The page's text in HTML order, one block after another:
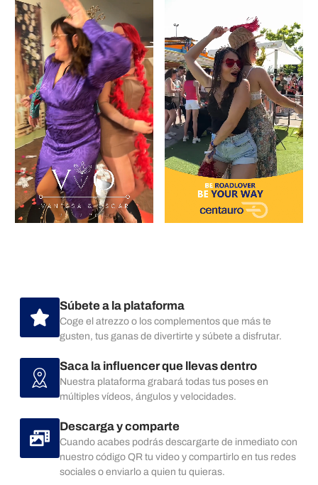
Súbete a la plataforma
Coge el atrezzo o los complementos que más te
gusten, tus ganas de divertirte y súbete a disfrutar.
Saca la influencer que llevas dentro
Nuestra plataforma grabará todas tus poses en
múltiples vídeos, ángulos y velocidades.
Descarga y comparte
Cuando acabes podrás descargarte de inmediato con
nuestro código QR tu video y compartirlo en tus redes
sociales o enviarlo a quien tu quieras.